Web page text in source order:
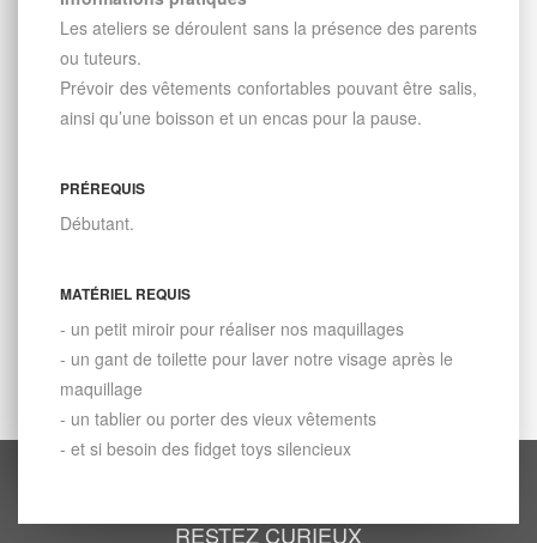
Les ateliers se déroulent sans la présence des parents
ou tuteurs.
Prévoir des vêtements confortables pouvant être salis,
ainsi qu’une boisson et un encas pour la pause.
PRÉREQUIS
Débutant.
MATÉRIEL REQUIS
- un petit miroir pour réaliser nos maquillages
- un gant de toilette pour laver notre visage après le
maquillage
- un tablier ou porter des vieux vêtements
- et si besoin des fidget toys silencieux
RESTEZ CURIEUX